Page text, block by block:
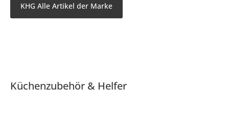
KHG Alle Artikel der Marke
Küchenzubehör & Helfer